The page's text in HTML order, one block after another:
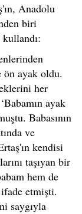
Anadolu
biri
ön ayak oldu.
her
ayak
Babasının
ve
kendisi
taşıyan bir
hem de
etmişti.
saygıyla